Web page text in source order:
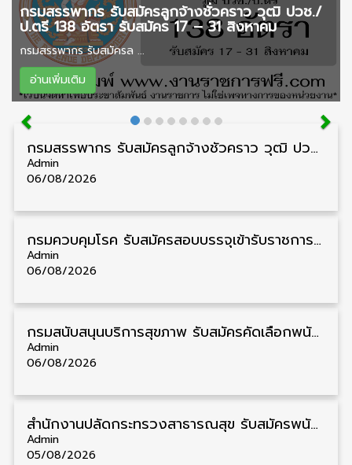
กรมสรรพากร รับสมัครลูกจ้างชั่วคราว วุฒิ ปวช./
ป.ตรี 138 อัตรา รับสมัคร 17 – 31 สิงหาคม
กรมสรรพากร รับสมัครล ...
อ่านเพิ่มเติม
กรมสรรพากร รับสมัครลูกจ้างชั่วคราว วุฒิ ปวช./ป.ตรี 138 อัตรา รับสมัคร 17 – 31 สิงหาคม
Admin
06/08/2026
กรมควบคุมโรค รับสมัครสอบบรรจุเข้ารับราชการ วุฒิ ปวส./ป.ตรี 17 อัตรา รับสมัคร 17 สิงหาคม – 4 กันยายน
Admin
06/08/2026
กรมสนับสนุนบริการสุขภาพ รับสมัครคัดเลือกพนักงานราชการ วุฒิ ปวส./ป.ตรี 13 อัตรา รับสมัคร 11 – 20 สิงหาคม
Admin
06/08/2026
สำนักงานปลัดกระทรวงสาธารณสุข รับสมัครพนักงานราชการรูปแบบพิเศษ วุฒิ ปวส./ป.ตรี 102 อัตรา รับสมัคร 17 – 28 สิงหาคม
Admin
05/08/2026